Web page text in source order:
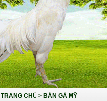
TRANG CHỦ > BÁN GÀ MỸ